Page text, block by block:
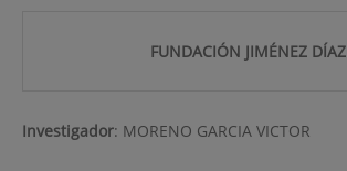
FUNDACIÓN JIMÉNEZ DÍAZ
Investigador: MORENO GARCIA VICTOR